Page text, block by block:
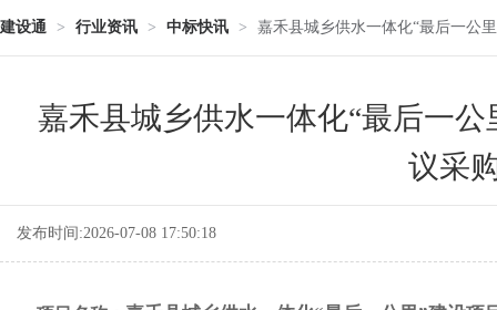
建设通 > 行业资讯 > 中标快讯 > 嘉禾县城乡供水一体化“最后一公
嘉禾县城乡供水一体化“最后一
议采
发布时间:2026-07-08 17:50:18